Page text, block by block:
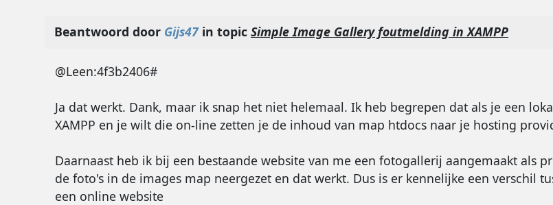
Beantwoord door Gijs47in topic Simple Image Gallery foutmelding in XAMPP
@Leen:4f3b2406#
Ja dat werkt. Dank, maar ik snap het niet helemaal. Ik heb begrepen dat als je een
XAMPP en je wilt die on-line zetten je de inhoud van map htdocs naar je hosting
Daarnaast heb ik bij een bestaande website van me een fotogallerij aangemaakt als
de foto's in de images map neergezet en dat werkt. Dus is er kennelijke een verschil
een online website